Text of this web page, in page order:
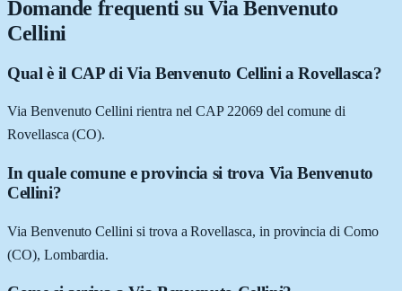
Domande frequenti su Via Benvenuto
Cellini
Qual è il CAP di Via Benvenuto Cellini a Rovellasca?
Via Benvenuto Cellini rientra nel CAP 22069 del comune di
Rovellasca (CO).
In quale comune e provincia si trova Via Benvenuto
Cellini?
Via Benvenuto Cellini si trova a Rovellasca, in provincia di Como
(CO), Lombardia.